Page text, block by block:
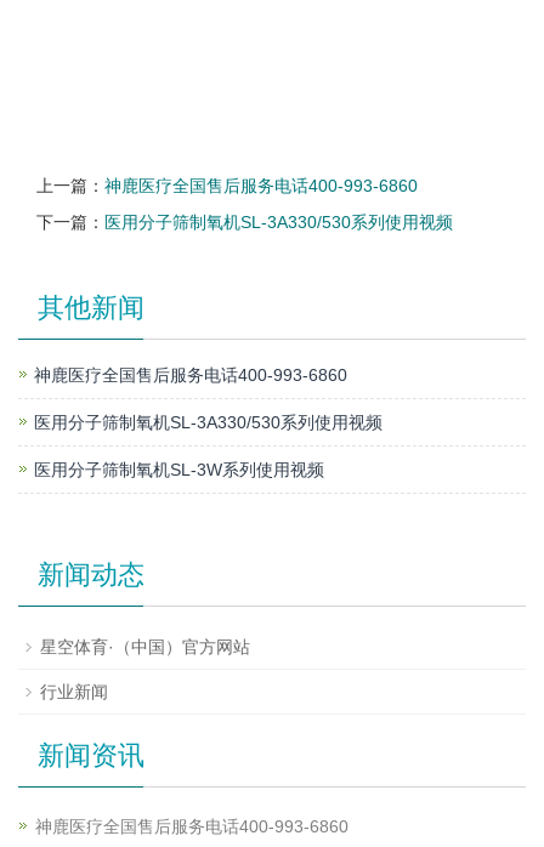
上一篇： 神鹿医疗全国售后服务电话400-993-6860
下一篇： 医用分子筛制氧机SL-3A330/530系列使用视频
其他新闻
神鹿医疗全国售后服务电话400-993-6860
医用分子筛制氧机SL-3A330/530系列使用视频
医用分子筛制氧机SL-3W系列使用视频
新闻动态
星空体育·（中国）官方网站
行业新闻
新闻资讯
神鹿医疗全国售后服务电话400-993-6860